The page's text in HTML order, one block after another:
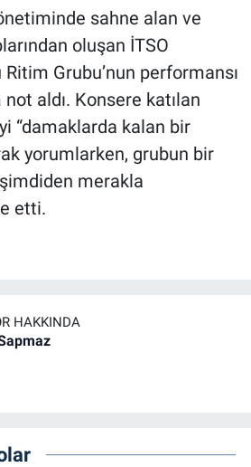
sahne alan ve
oluşan İTSO
Grubu’nun performansı
aldı. Konsere katılan
“damaklarda kalan bir
yorumlarken, grubun bir
merakla
etti.
HAKKINDA